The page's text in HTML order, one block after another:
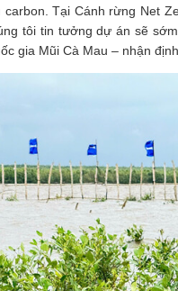
Tại Cánh rừng Net
tôi tin tưởng dự án sẽ
gia Mũi Cà Mau – nhận